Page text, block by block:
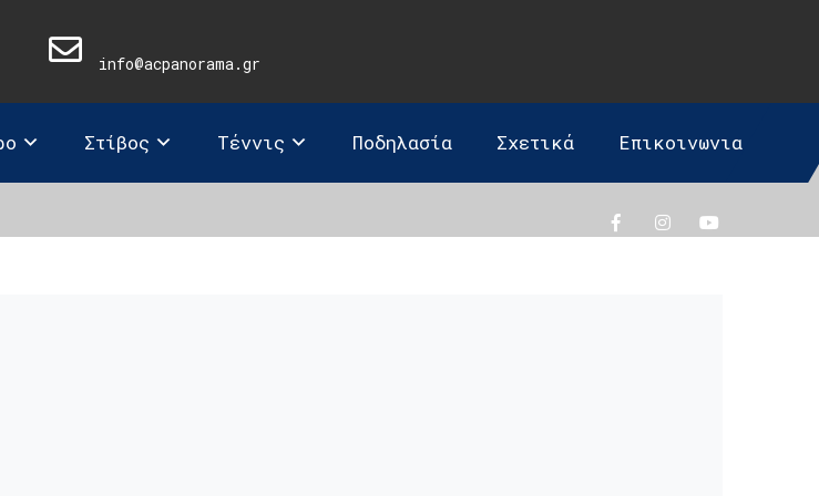
info@acpanorama.gr
Στίβος Τέννις Ποδηλασία Σχετικά Επικοινωνια